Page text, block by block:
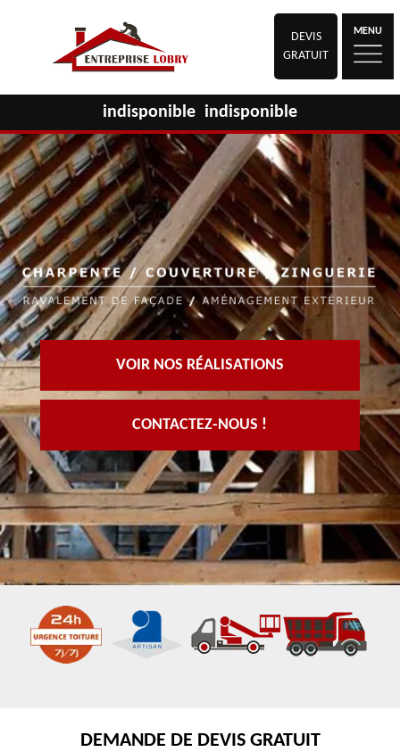
DEVIS
GRATUIT
MENU
indisponible indisponible
VOIR NOS RÉALISATIONS
CONTACTEZ-NOUS !
DEMANDE DE DEVIS GRATUIT